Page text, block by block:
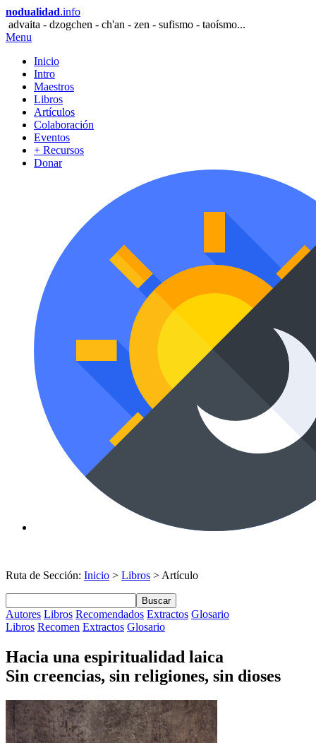
nodualidad.info
advaita - dzogchen - ch'an - zen - sufismo - taoísmo...
Menu
Inicio
Intro
Maestros
Libros
Artículos
Colaboración
Eventos
+ Recursos
Donar
Ruta de Sección: Inicio > Libros > Artículo
Buscar
Autores Libros Recomendados Extractos Glosario
Libros Recomen Extractos Glosario
Hacia una espiritualidad laica
Sin creencias, sin religiones, sin dioses